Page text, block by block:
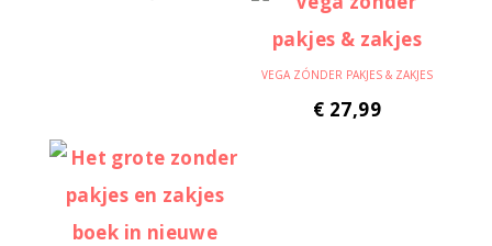
VEGA ZÓNDER PAKJES & ZAKJES
€ 27,99